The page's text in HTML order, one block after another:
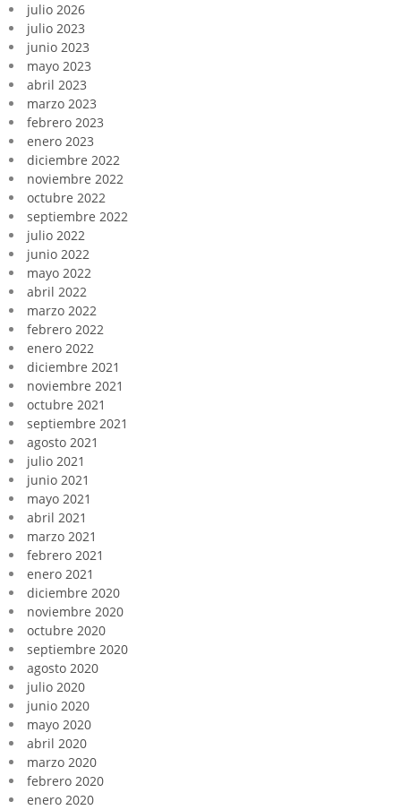
julio 2026
julio 2023
junio 2023
mayo 2023
abril 2023
marzo 2023
febrero 2023
enero 2023
diciembre 2022
noviembre 2022
octubre 2022
septiembre 2022
julio 2022
junio 2022
mayo 2022
abril 2022
marzo 2022
febrero 2022
enero 2022
diciembre 2021
noviembre 2021
octubre 2021
septiembre 2021
agosto 2021
julio 2021
junio 2021
mayo 2021
abril 2021
marzo 2021
febrero 2021
enero 2021
diciembre 2020
noviembre 2020
octubre 2020
septiembre 2020
agosto 2020
julio 2020
junio 2020
mayo 2020
abril 2020
marzo 2020
febrero 2020
enero 2020